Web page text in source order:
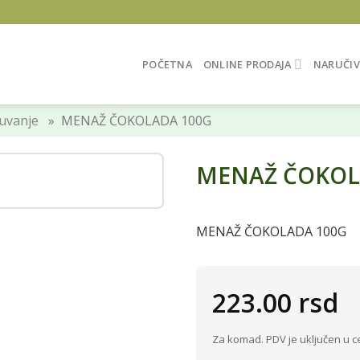
POČETNA ONLINE PRODAJA
» MENAŽ ČOKOLADA 100G
MENAŽ
MENAŽ ČOKOLADA 100G
223.00 rsd
Za komad. PDV je uključen u